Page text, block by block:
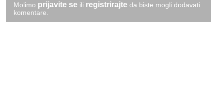
Molimo prijavite se ili registrirajte da biste mogli dodavati
komentare.